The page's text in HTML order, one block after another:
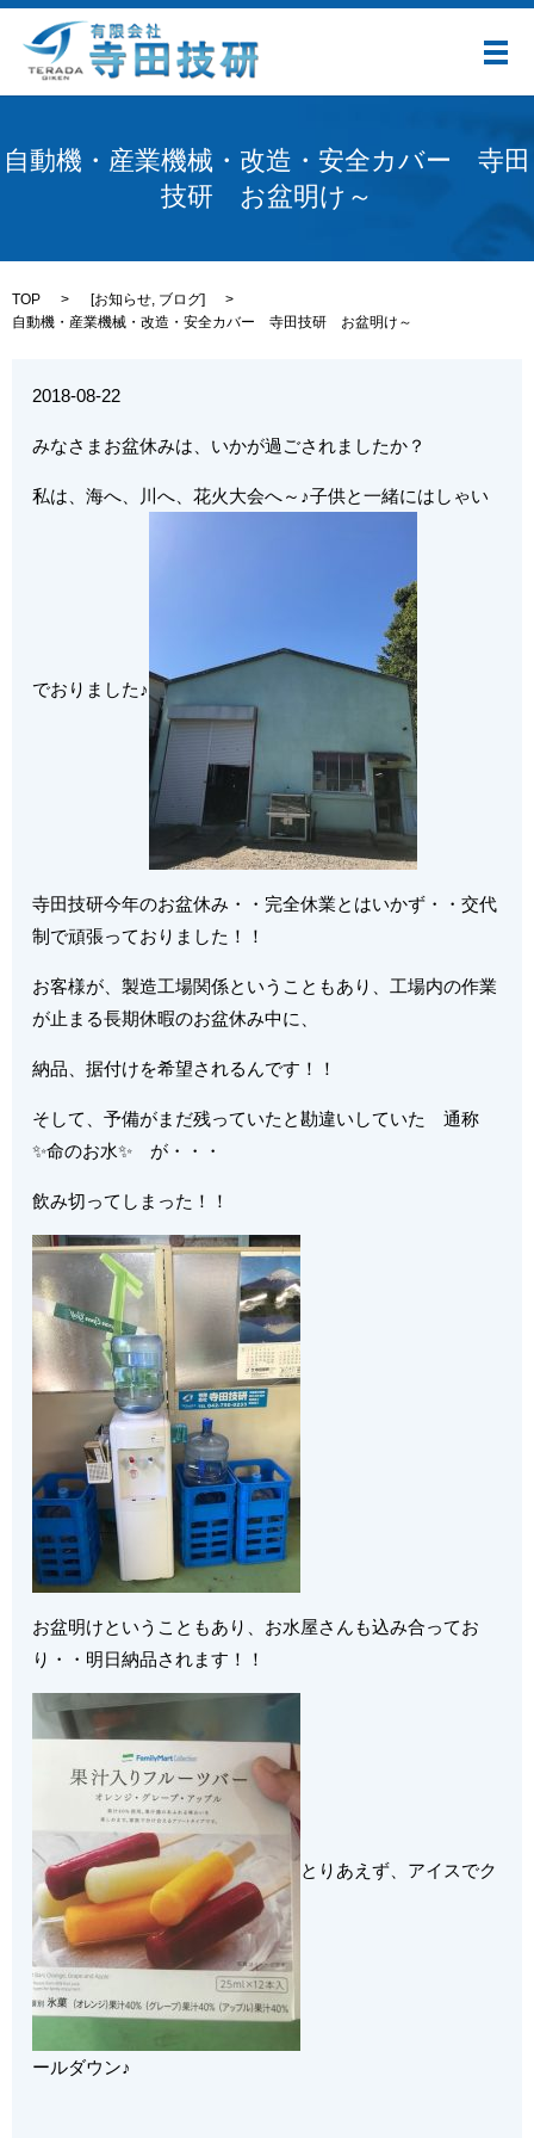
メ
自動機・産業機械・改造・安全カバー 寺田
技研 お盆明け～
TOP [お知らせ, ブログ]
自動機・産業機械・改造・安全カバー 寺田技研 お盆明け～
2018-08-22
みなさまお盆休みは、いかが過ごされましたか？
私は、海へ、川へ、花火大会へ～♪子供と一緒にはしゃい
でおりました♪
寺田技研今年のお盆休み・・完全休業とはいかず・・交代
制で頑張っておりました！！
お客様が、製造工場関係ということもあり、工場内の作業
が止まる長期休暇のお盆休み中に、
納品、据付けを希望されるんです！！
そして、予備がまだ残っていたと勘違いしていた 通称
✨命のお水✨ が・・・
飲み切ってしまった！！
お盆明けということもあり、お水屋さんも込み合ってお
り・・明日納品されます！！
とりあえず、アイスでク
ールダウン♪